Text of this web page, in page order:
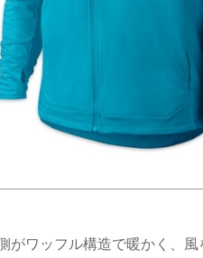
がワッフル構造で暖かく、